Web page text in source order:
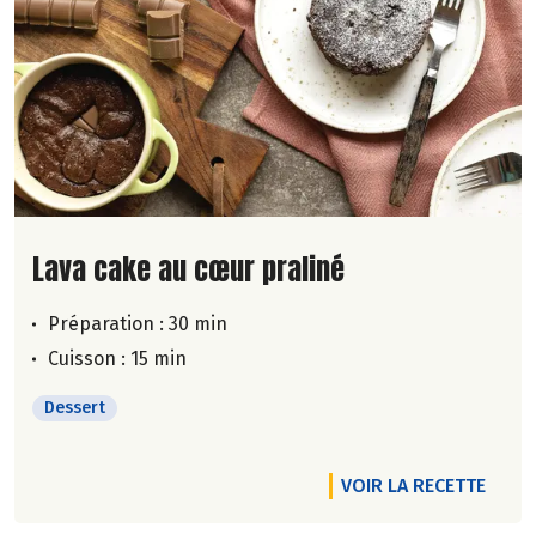
Lire la suite de la recette
Lava cake au cœur praliné
Préparation : 30 min
Cuisson : 15 min
Dessert
VOIR LA RECETTE